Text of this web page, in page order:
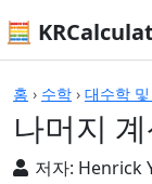
🧮
홈 › 수학 › 대수학
나머지
저자: Henrick
계산기